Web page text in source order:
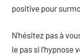
positive pour
N’hésitez pas à
le pas si l’hypnose